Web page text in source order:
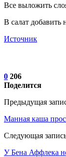
Все выложить
В салат добавить
Источник
0 206
Поделится
Предыдущая
Манная каша
Следующая
У Бена Аффлека